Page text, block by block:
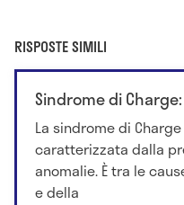
RISPOSTE SIMILI
Sindrome di
La sindrome di
caratterizzata dalla
anomalie. È tra le
e della